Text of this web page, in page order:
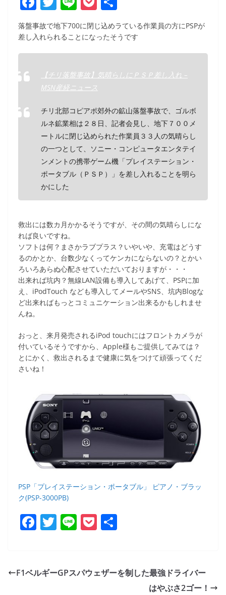
a
c
e
o
k
w
itt
er
n
e
o
ck
et
有
落盤事故で地下700に閉じ込めラている作業員の方にPSPが
差し入れられることになったそうです
【チリ落盤事故】気晴らしにＰＳＰ差し入れ –
MSN産経ニュース
チリ北部コピアポ郊外の鉱山落盤事故で、ゴルボ
ルネ鉱業相は２８日、記者会見し、地下７００メ
ートルに閉じ込められた作業員３３人の気晴らし
の一つとして、ソニー・コンピュータエンタテイ
ンメントの携帯ゲーム機「プレイステーション・
ポータブル（ＰＳＰ）」を差し入れることを明ら
かにした
救出には数カ月かかるそうですが、その間の気晴らしにな
れば良いですね。
ソフトは何？まさかラブプラス？いやいや、充電はどうす
るのかとか、台数少なくってケンカにならないの？とかい
ろいろあらぬ心配させていただいておりますが・・・
出来れば坑内？無線LAN設備も導入してあげて、PSPに加
え、iPodTouch なども導入してメールやSNS、坑内Blogな
ど出来ればもっとコミュニケーション出来るかもしれませ
んね。
おっと、来月発売されるiPod touchにはフロントカメラが
付いているそうですから、Apple様もご提供してみては？
とにかく、救出されるまで健康に気をつけて頑張ってくだ
さいね！
PSP「プレイステーション・ポータブル」 ピアノ・ブラッ
ク(PSP-3000PB)
F
a
e
T
w
er
Li
n
P
o
et
F1ベルギーGPスパウェザーを制した最強ドライバー
はやぶさ2ゴー！